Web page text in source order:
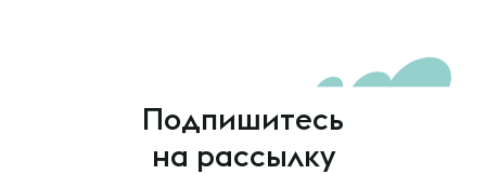
Подпишитесь
на рассылку